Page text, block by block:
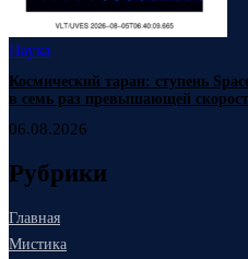
Наука
Космический таран: ступень
в семь раз превышающей
06.08.2026
Рубрики
Главная
Мистика